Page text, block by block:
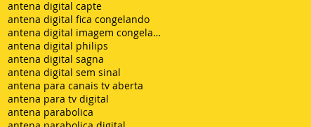
antena digital capte
antena digital fica congelando
antena digital imagem congelando
antena digital philips
antena digital sagna
antena digital sem sinal
antena para canais tv aberta
antena para tv digital
antena parabolica